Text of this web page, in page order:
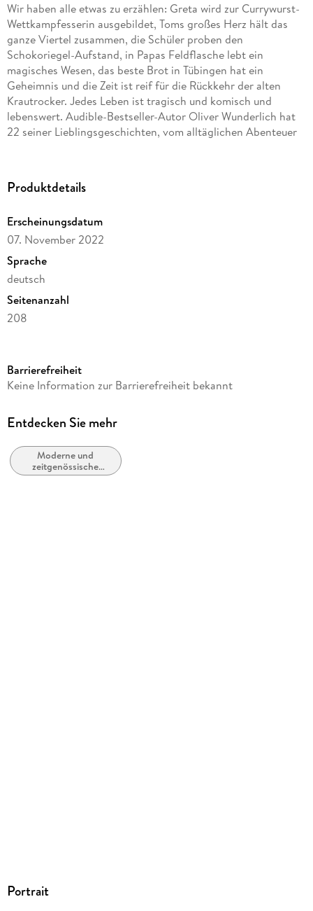
Wir haben alle etwas zu erzählen: Greta wird zur Currywurst-
Wettkampfesserin ausgebildet, Toms großes Herz hält das
ganze Viertel zusammen, die Schüler proben den
Schokoriegel-Aufstand, in Papas Feldflasche lebt ein
magisches Wesen, das beste Brot in Tübingen hat ein
Geheimnis und die Zeit ist reif für die Rückkehr der alten
Krautrocker. Jedes Leben ist tragisch und komisch und
lebenswert. Audible-Bestseller-Autor Oliver Wunderlich hat
22 seiner Lieblingsgeschichten, vom alltäglichen Abenteuer
geeignet, wenn die Lesezeit nicht für eine lange Geschichte
Verbundenheit schenken möchte. Kurze Geschichten, großes
Gefühlskino im Kopf.
Produktdetails
Erscheinungsdatum
07. November 2022
Sprache
deutsch
Seitenanzahl
208
Verlag/Hersteller
Produktart
Gewicht
426 g
Barrierefreiheit
Keine Information zur Barrierefreiheit bekannt
Entdecken Sie mehr
Moderne und
zeitgenössische
Belletristik: allgemein
Portrait